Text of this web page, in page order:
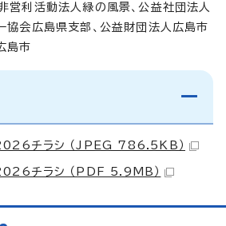
営利活動法人緑の風景、公益社団法人
協会広島県支部、公益財団法人広島市
島市
チラシ （JPEG 786.5KB）
チラシ （PDF 5.9MB）